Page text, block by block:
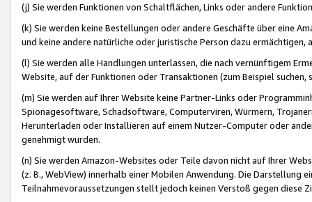
(j) Sie werden Funktionen von Schaltflächen, Links oder andere
(k) Sie werden keine Bestellungen oder andere Geschäfte über eine
und keine andere natürliche oder juristische Person dazu
(l) Sie werden alle Handlungen unterlassen, die nach vernünftigem
Website, auf der Funktionen oder Transaktionen (zum Beispiel
(m) Sie werden auf Ihrer Website keine Partner-Links oder
Spionagesoftware, Schadsoftware, Computerviren, Würmern,
Herunterladen oder Installieren auf einem Nutzer-Computer oder
genehmigt wurden.
(n) Sie werden Amazon-Websites oder Teile davon nicht auf Ihrer
(z. B., WebView) innerhalb einer Mobilen Anwendung. Die Darstellung
Teilnahmevoraussetzungen stellt jedoch keinen Verstoß gegen diese